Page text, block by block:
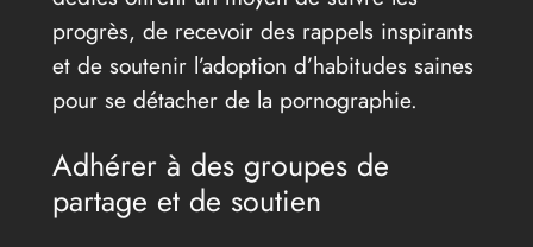
progrès, de recevoir des rappels inspirants
et de soutenir l’adoption d’habitudes saines
pour se détacher de la pornographie.
Adhérer à des groupes de
partage et de soutien